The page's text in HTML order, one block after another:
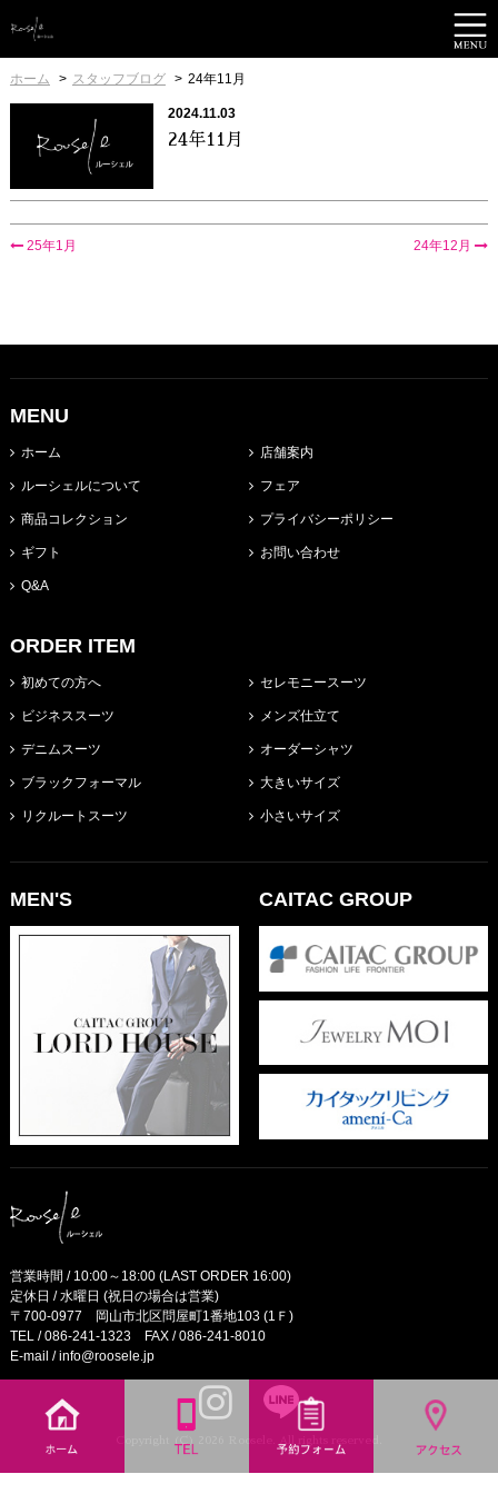
ホーム スタッフブログ 24年11月
2024.11.03
24年11月
25年1月 24年12月
MENU
ホーム
ルーシェルについて
商品コレクション
ギフト
Q&A
店舗案内
フェア
プライバシーポリシー
お問い合わせ
ORDER ITEM
初めての方へ
ビジネススーツ
デニムスーツ
ブラックフォーマル
リクルートスーツ
セレモニースーツ
メンズ仕立て
オーダーシャツ
大きいサイズ
小さいサイズ
MEN'S CAITAC GROUP
営業時間 / 10:00～18:00 (LAST ORDER 16:00)
定休日 / 水曜日 (祝日の場合は営業)
〒700-0977 岡山市北区問屋町1番地103 (1Ｆ)
TEL /086-241-1323FAX / 086-241-8010
E-mail /info@roosele.jp